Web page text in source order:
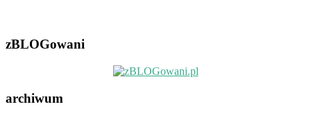
zBLOGowani
archiwum